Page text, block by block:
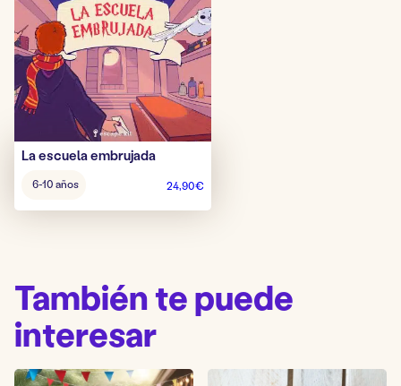
La escuela embrujada
del6-10 años 24,90€
También te puede
interesar